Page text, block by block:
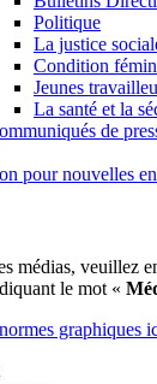
Politique
La justice
Condition
Jeunes
La santé et la
de
pour nouvelles
médias, veuillez
le mot «
graphiques